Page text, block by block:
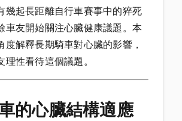
幾起長距離自行車賽事中的猝死
車友開始關注心臟健康議題。本
度解釋長期騎車對心臟的影響，
理性看待這個議題。
的心臟結構適應